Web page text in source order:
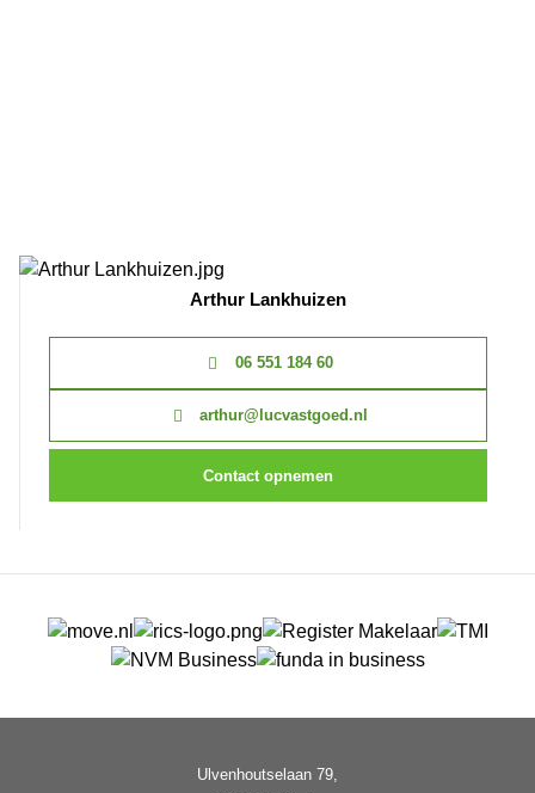
Arthur Lankhuizen
06 551 184 60
arthur@lucvastgoed.nl
Contact opnemen
Ulvenhoutselaan 79,